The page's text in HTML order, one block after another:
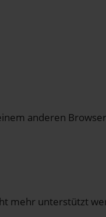
anderen
mehr unterstützt